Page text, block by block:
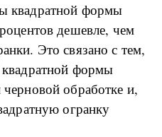
квадратной формы
дешевле, чем
Это связано с тем,
формы
обработке и,
огранку